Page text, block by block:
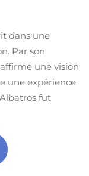
dans une
Par son
une vision
une expérience
fut